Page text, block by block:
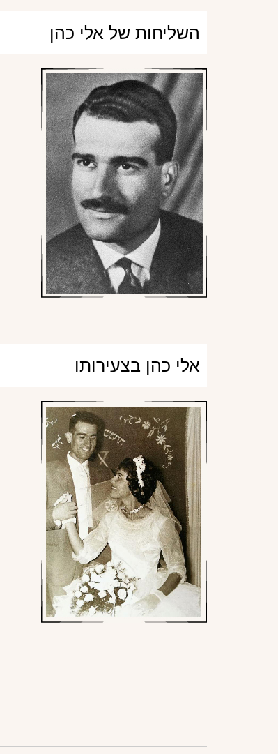
השליחות של אלי כהן
אלי כהן בצעירותו